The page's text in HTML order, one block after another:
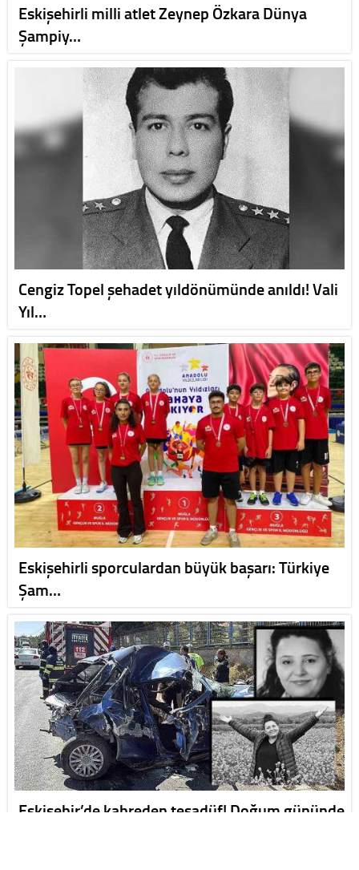
Eskişehirli milli atlet Zeynep Özkara Dünya
Şampiy…
Cengiz Topel şehadet yıldönümünde anıldı! Vali
Yıl…
Eskişehirli sporculardan büyük başarı: Türkiye
Şam…
Eskişehir’de kahreden tesadüf! Doğum gününde